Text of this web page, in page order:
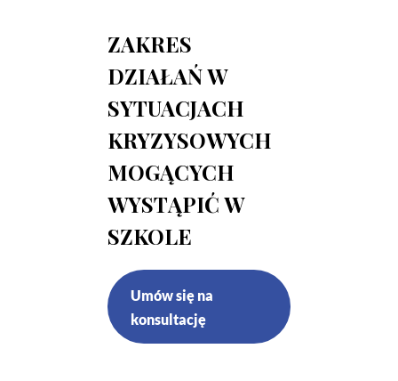
ZAKRES
DZIAŁAŃ W
SYTUACJACH
KRYZYSOWYCH
MOGĄCYCH
WYSTĄPIĆ W
SZKOLE
Umów się na
konsultację